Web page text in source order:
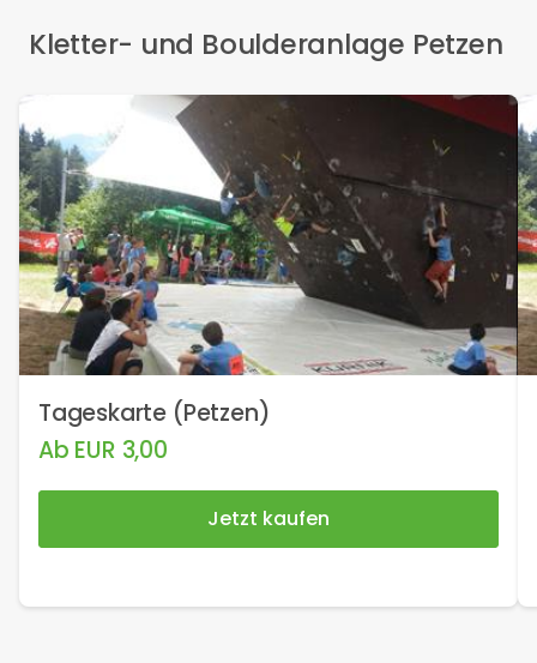
Kletter- und Boulderanlage Petzen
Tageskarte (Petzen)
Ab EUR 3,00
Jetzt kaufen